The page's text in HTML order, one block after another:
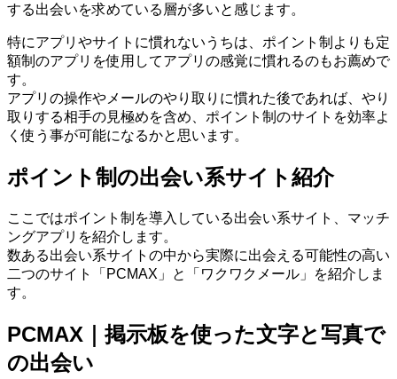
する出会いを求めている層が多いと感じます。
特にアプリやサイトに慣れないうちは、ポイント制よりも定
額制のアプリを使用してアプリの感覚に慣れるのもお薦めで
す。
アプリの操作やメールのやり取りに慣れた後であれば、やり
取りする相手の見極めを含め、ポイント制のサイトを効率よ
く使う事が可能になるかと思います。
ポイント制の出会い系サイト紹介
ここではポイント制を導入している出会い系サイト、マッチ
ングアプリを紹介します。
数ある出会い系サイトの中から実際に出会える可能性の高い
二つのサイト「PCMAX」と「ワクワクメール」を紹介しま
す。
PCMAX｜掲示板を使った文字と写真で
の出会い